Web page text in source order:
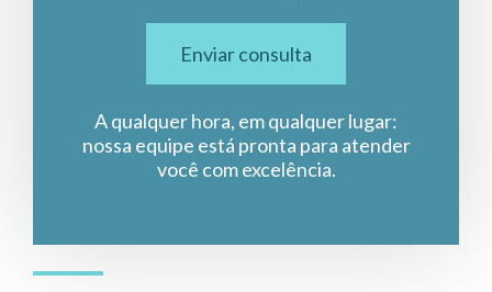
Enviar consulta
A qualquer hora, em qualquer lugar:
nossa equipe está pronta para atender
você com excelência.